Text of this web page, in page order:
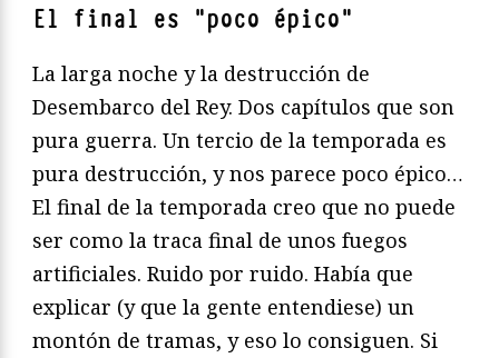
El final es “poco épico”
La larga noche y la destrucción de
Desembarco del Rey. Dos capítulos que son
pura guerra. Un tercio de la temporada es
pura destrucción, y nos parece poco épico…
El final de la temporada creo que no puede
ser como la traca final de unos fuegos
artificiales. Ruido por ruido. Había que
explicar (y que la gente entendiese) un
montón de tramas, y eso lo consiguen. Si